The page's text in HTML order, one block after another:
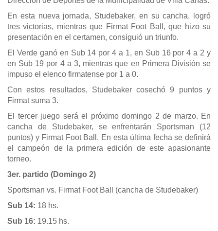
En esta nueva jornada, Studebaker, en su cancha, logró
tres victorias, mientras que Firmat Foot Ball, que hizo su
presentación en el certamen, consiguió un triunfo.
El Verde ganó en Sub 14 por 4 a 1, en Sub 16 por 4 a 2 y
en Sub 19 por 4 a 3, mientras que en Primera División se
impuso el elenco firmatense por 1 a 0.
Con estos resultados, Studebaker cosechó 9 puntos y
Firmat suma 3.
El tercer juego será el próximo domingo 2 de marzo. En
cancha de Studebaker, se enfrentarán Sportsman (12
puntos) y Firmat Foot Ball. En esta última fecha se definirá
el campeón de la primera edición de este apasionante
torneo.
3er. partido (Domingo 2)
Sportsman vs. Firmat Foot Ball (cancha de Studebaker)
Sub 14: 18 hs.
Sub 16: 19.15 hs.